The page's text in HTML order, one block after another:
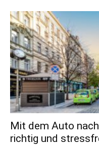
Mit dem Auto
richtig und